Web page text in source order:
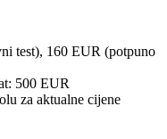
test), 160 EUR (potpuno
500 EUR
za aktualne cijene